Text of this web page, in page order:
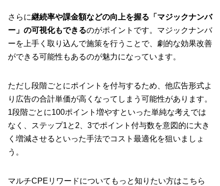
さらに継続率や課金額などの向上を握る「マジックナンバ
ー」の可視化もできるのがポイントです。マジックナンバ
ーを上手く取り込んで施策を行うことで、劇的な効果改善
ができる可能性もあるのが魅力になっています。
ただし段階ごとにポイントを付与するため、他広告形式よ
り広告の合計単価が高くなってしまう可能性があります。
1段階ごとに100ポイント増やすといった単純な考えでは
なく、ステップ1と2、3でポイント付与数を意図的に大き
く増減させるといった手法でコスト最適化を狙いましょ
う。
マルチCPEリワードについてもっと知りたい方はこちら